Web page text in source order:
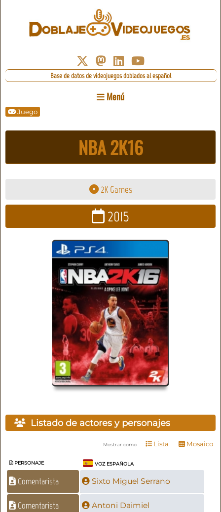
Base de datos de videojuegos doblados al español
Menú
Juego
NBA 2K16
2K Games
2015
Listado de actores y personajes
Mostrar como Lista Mosaico
PERSONAJE VOZ ESPAÑOLA
Comentarista Sixto Miguel Serrano
Comentarista Antoni Daimiel